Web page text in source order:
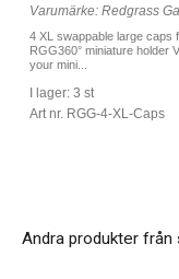
Varumärke: Redgrass
4 XL swappable large caps
RGG360° miniature holder
your mini...
I lager: 3 st
Art nr. RGG-4-XL-Caps
Andra produkter från